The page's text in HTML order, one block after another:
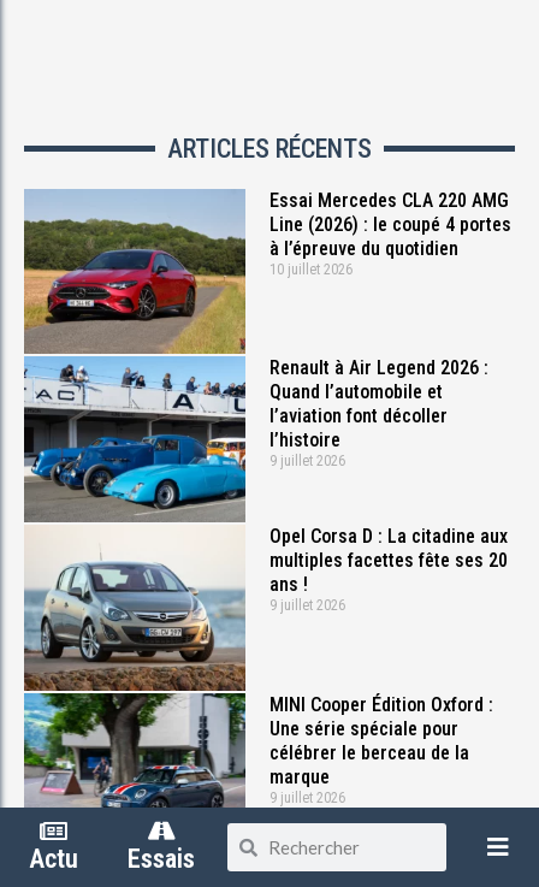
ARTICLES RÉCENTS
Essai Mercedes CLA 220 AMG
Line (2026) : le coupé 4 portes
à l’épreuve du quotidien
10 juillet 2026
Renault à Air Legend 2026 :
Quand l’automobile et
l’aviation font décoller
l’histoire
9 juillet 2026
Opel Corsa D : La citadine aux
multiples facettes fête ses 20
ans !
9 juillet 2026
MINI Cooper Édition Oxford :
Une série spéciale pour
célébrer le berceau de la
marque
9 juillet 2026
Partager
Actu Essais